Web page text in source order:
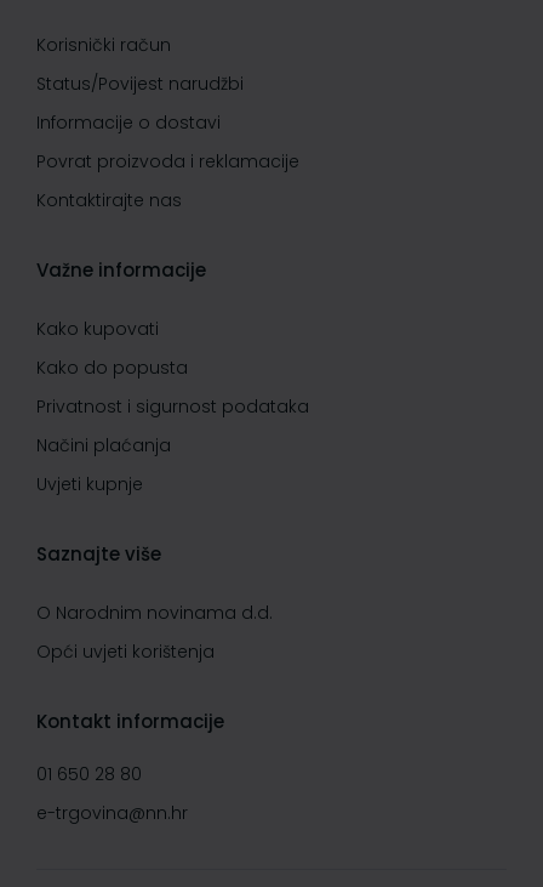
Korisnički račun
Status/Povijest narudžbi
Informacije o dostavi
Povrat proizvoda i reklamacije
Kontaktirajte nas
Važne informacije
Kako kupovati
Kako do popusta
Privatnost i sigurnost podataka
Načini plaćanja
Uvjeti kupnje
Saznajte više
O Narodnim novinama d.d.
Opći uvjeti korištenja
Kontakt informacije
01 650 28 80
e-trgovina@nn.hr